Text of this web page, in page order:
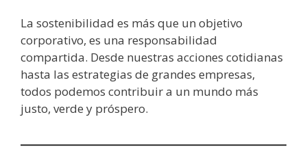
La sostenibilidad es más que un objetivo
corporativo, es una responsabilidad
compartida. Desde nuestras acciones cotidianas
hasta las estrategias de grandes empresas,
todos podemos contribuir a un mundo más
justo, verde y próspero.